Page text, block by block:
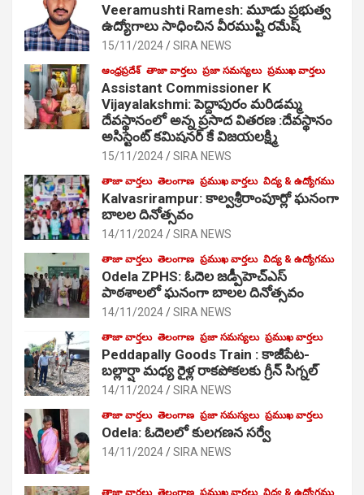
Veeramushti Ramesh: మూడు ప్రభుత్వ
ఉద్యోగాలు సాధించిన వీరముష్టి రమేష్
15/11/2024 SIRA NEWS
ఆంధ్రప్రదేశ్ తాజా వార్తలు ప్రజా సమస్యలు ప్రముఖ వార్తలు
Assistant Commissioner K
Vijayalakshmi: పెద్దాపురం మరిడమ్మ
దేవస్థానంలో అన్న ప్రసాద వితరణ :దేవస్థానం
అసిస్టెంట్ కమిషనర్ కే విజయలక్ష్మి
15/11/2024 SIRA NEWS
తాజా వార్తలు తెలంగాణ ప్రముఖ వార్తలు విద్య & ఉద్యోగము
Kalvasrirampur: కాల్వశ్రీరాంపూర్లో ఘనంగా
బాలల దినోత్సవం
14/11/2024 SIRA NEWS
తాజా వార్తలు తెలంగాణ ప్రముఖ వార్తలు విద్య & ఉద్యోగము
Odela ZPHS: ఓదెల జ‌డ్పీహెచ్ఎస్
పాఠ‌శాల‌లో ఘనంగా బాలల దినోత్సవం
14/11/2024 SIRA NEWS
తాజా వార్తలు తెలంగాణ ప్రజా సమస్యలు ప్రముఖ వార్తలు
Peddapally Goods Train : కాజీపేట-
బల్లార్షా మధ్య రైళ్ల రాకపోకలకు గ్రీన్ సిగ్నల్
14/11/2024 SIRA NEWS
తాజా వార్తలు తెలంగాణ ప్రజా సమస్యలు ప్రముఖ వార్తలు
Odela: ఓదెలలో కులగణన సర్వే
14/11/2024 SIRA NEWS
తాజా వార్తలు తెలంగాణ ప్రముఖ వార్తలు విద్య & ఉద్యోగము